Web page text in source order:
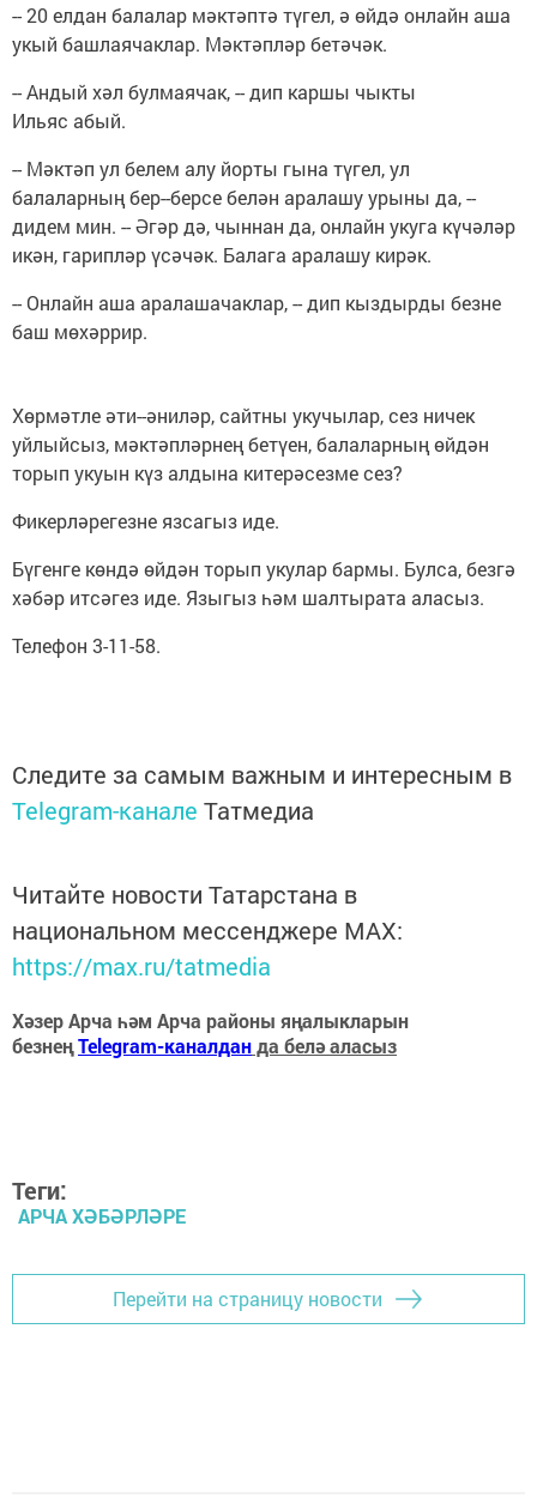
-- 20 елдан балалар мәктәптә түгел, ә өйдә онлайн аша
укый башлаячаклар. Мәктәпләр бетәчәк.
-- Андый хәл булмаячак, -- дип каршы чыкты
Ильяс абый.
-- Мәктәп ул белем алу йорты гына түгел, ул
балаларның бер--берсе белән аралашу урыны да, --
дидем мин. -- Әгәр дә, чыннан да, онлайн укуга күчәләр
икән, гарипләр үсәчәк. Балага аралашу кирәк.
-- Онлайн аша аралашачаклар, -- дип кыздырды безне
баш мөхәррир.
Хөрмәтле әти--әниләр, сайтны укучылар, сез ничек
уйлыйсыз, мәктәпләрнең бетүен, балаларның өйдән
торып укуын күз алдына китерәсезме сез?
Фикерләрегезне язсагыз иде.
Бүгенге көндә өйдән торып укулар бармы. Булса, безгә
хәбәр итсәгез иде. Языгыз һәм шалтырата аласыз.
Телефон 3-11-58.
Следите за самым важным и интересным в
Telegram-канале Татмедиа
Читайте новости Татарстана в
национальном мессенджере MАХ:
https://max.ru/tatmedia
Хәзер Арча һәм Арча районы яңалыкларын
безнеңTelegram-каналданда белә аласыз
Теги:
АРЧА ХӘБӘРЛӘРЕ
Перейти на страницу новости